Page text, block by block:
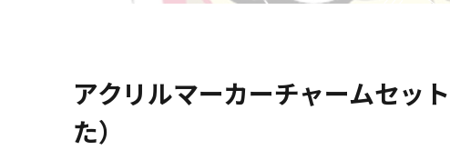
アクリルマーカーチャームセ
た）